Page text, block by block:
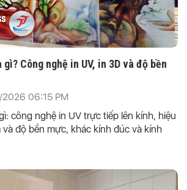
Công nghệ in UV, in 3D và độ bền
06:15 PM
công nghệ in UV trực tiếp lên kính, hiệu
độ bền mực, khác kính đúc và kính